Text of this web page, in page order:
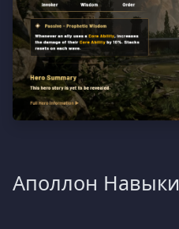
Аполлон Навыки